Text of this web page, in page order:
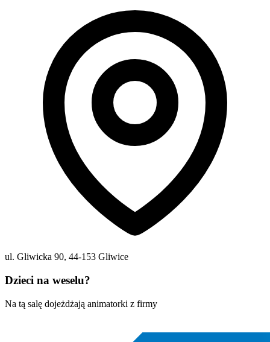
ul. Gliwicka 90, 44-153 Gliwice
Dzieci na weselu?
Na tą salę dojeżdżają animatorki z firmy